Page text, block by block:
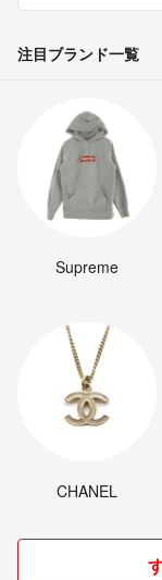
注目ブランド一覧
Supreme
CHANEL